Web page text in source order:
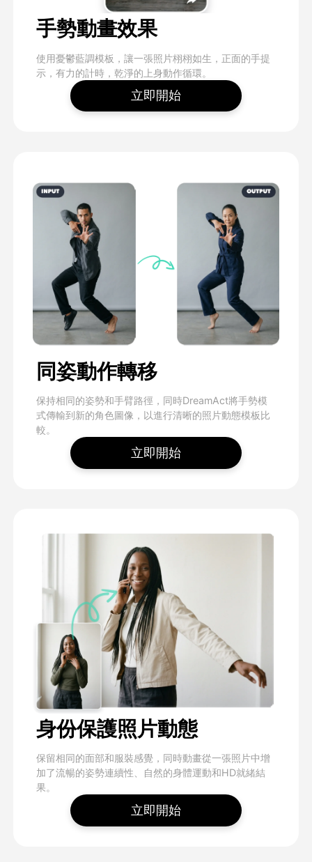
手勢動畫效果
使用憂鬱藍調模板，讓一張照片栩栩如生，正面的手提
示，有力的計時，乾淨的上身動作循環。
立即開始
同姿動作轉移
保持相同的姿勢和手臂路徑，同時DreamAct將手勢模
式傳輸到新的角色圖像，以進行清晰的照片動態模板比
較。
立即開始
身份保護照片動態
保留相同的面部和服裝感覺，同時動畫從一張照片中增
加了流暢的姿勢連續性、自然的身體運動和HD就緒結
果。
立即開始